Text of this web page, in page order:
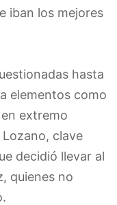
iban los mejores
hasta
elementos como
extremo
clave
decidió llevar al
quienes no